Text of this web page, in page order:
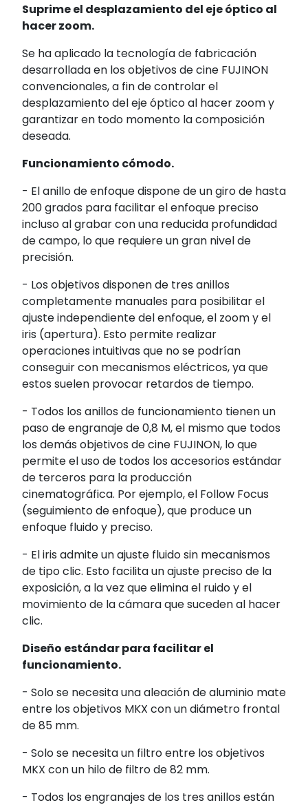
Suprime el desplazamiento del eje óptico al
hacer zoom.
Se ha aplicado la tecnología de fabricación
desarrollada en los objetivos de cine FUJINON
convencionales, a fin de controlar el
desplazamiento del eje óptico al hacer zoom y
garantizar en todo momento la composición
deseada.
Funcionamiento cómodo.
- El anillo de enfoque dispone de un giro de hasta
200 grados para facilitar el enfoque preciso
incluso al grabar con una reducida profundidad
de campo, lo que requiere un gran nivel de
precisión.
- Los objetivos disponen de tres anillos
completamente manuales para posibilitar el
ajuste independiente del enfoque, el zoom y el
iris (apertura). Esto permite realizar
operaciones intuitivas que no se podrían
conseguir con mecanismos eléctricos, ya que
estos suelen provocar retardos de tiempo.
- Todos los anillos de funcionamiento tienen un
paso de engranaje de 0,8 M, el mismo que todos
los demás objetivos de cine FUJINON, lo que
permite el uso de todos los accesorios estándar
de terceros para la producción
cinematográfica. Por ejemplo, el Follow Focus
(seguimiento de enfoque), que produce un
enfoque fluido y preciso.
- El iris admite un ajuste fluido sin mecanismos
de tipo clic. Esto facilita un ajuste preciso de la
exposición, a la vez que elimina el ruido y el
movimiento de la cámara que suceden al hacer
clic.
Diseño estándar para facilitar el
funcionamiento.
- Solo se necesita una aleación de aluminio mate
entre los objetivos MKX con un diámetro frontal
de 85 mm.
- Solo se necesita un filtro entre los objetivos
MKX con un hilo de filtro de 82 mm.
- Todos los engranajes de los tres anillos están